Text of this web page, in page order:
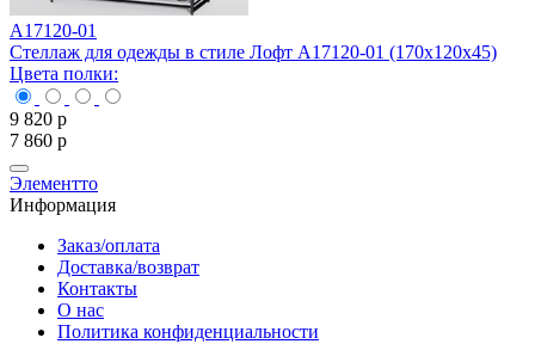
A17120-01
Стеллаж для одежды в стиле Лофт A17120-01 (170х120х45)
Цвета полки:
9 820 р
7 860 р
Элементто
Информация
Заказ/оплата
Доставка/возврат
Контакты
О нас
Политика конфиденциальности